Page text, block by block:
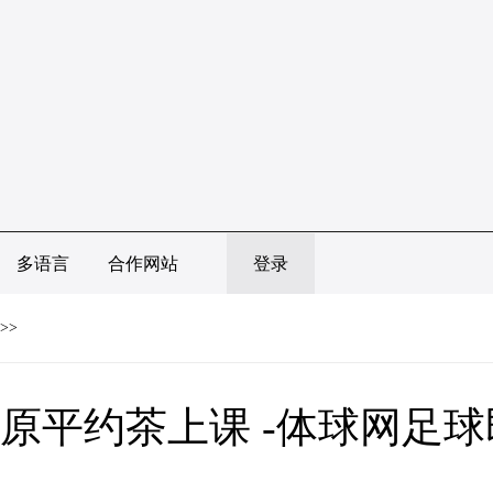
多语言 合作网站 登录
>>
原平约茶上课 -体球网足